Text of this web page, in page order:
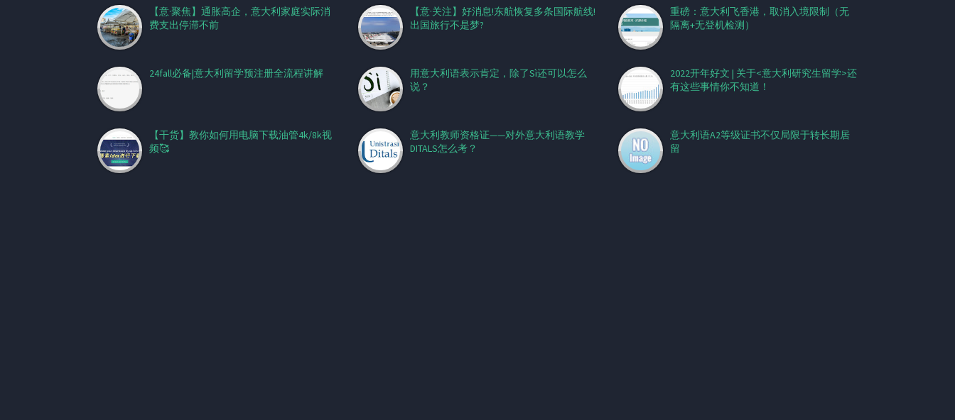
【意·聚焦】通胀高企，意大利家庭实际消
费支出停滞不前
24fall必备|意大利留学预注册全流程讲解
【干货】教你如何用电脑下载油管4k/8k视
频🥰
【意·关注】好消息!东航恢复多条国际航线!
出国旅行不是梦?
用意大利语表示肯定，除了Sì还可以怎么
说？
意大利教师资格证——对外意大利语教学
DITALS怎么考？
重磅：意大利飞香港，取消入境限制（无
隔离+无登机检测）
2022开年好文 | 关于<意大利研究生留学>还
有这些事情你不知道！
意大利语A2等级证书不仅局限于转长期居
留